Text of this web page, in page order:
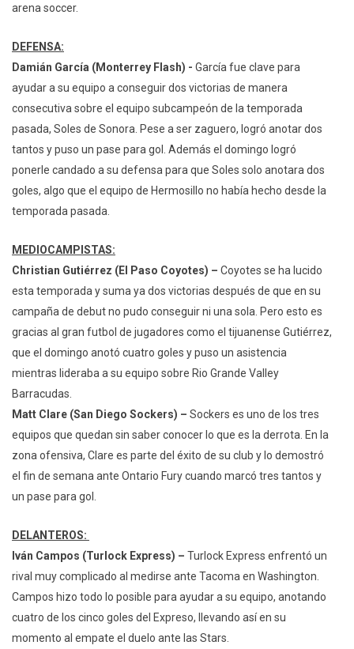
arena soccer.
DEFENSA:
Damián García (Monterrey Flash) - García fue clave para
ayudar a su equipo a conseguir dos victorias de manera
consecutiva sobre el equipo subcampeón de la temporada
pasada, Soles de Sonora. Pese a ser zaguero, logró anotar dos
tantos y puso un pase para gol. Además el domingo logró
ponerle candado a su defensa para que Soles solo anotara dos
goles, algo que el equipo de Hermosillo no había hecho desde la
temporada pasada.
MEDIOCAMPISTAS:
Christian Gutiérrez (El Paso Coyotes) – Coyotes se ha lucido
esta temporada y suma ya dos victorias después de que en su
campaña de debut no pudo conseguir ni una sola. Pero esto es
gracias al gran futbol de jugadores como el tijuanense Gutiérrez,
que el domingo anotó cuatro goles y puso un asistencia
mientras lideraba a su equipo sobre Rio Grande Valley
Barracudas.
Matt Clare (San Diego Sockers) – Sockers es uno de los tres
equipos que quedan sin saber conocer lo que es la derrota. En la
zona ofensiva, Clare es parte del éxito de su club y lo demostró
el fin de semana ante Ontario Fury cuando marcó tres tantos y
un pase para gol.
DELANTEROS:
Iván Campos (Turlock Express) – Turlock Express enfrentó un
rival muy complicado al medirse ante Tacoma en Washington.
Campos hizo todo lo posible para ayudar a su equipo, anotando
cuatro de los cinco goles del Expreso, llevando así en su
momento al empate el duelo ante las Stars.